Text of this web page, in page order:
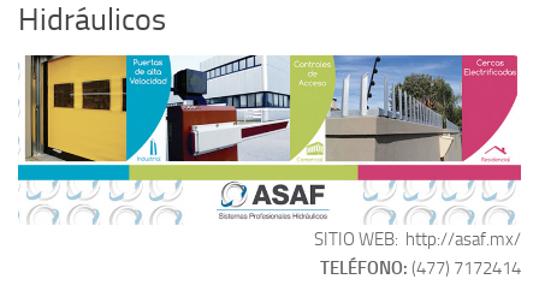
Hidráulicos
SITIO WEB: http://asaf.mx/
TELÉFONO: (477) 7172414